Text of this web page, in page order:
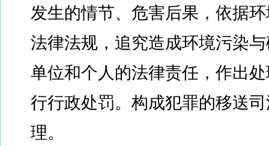
发生的情节、危害后果，依据
法律法规，追究造成环境污染
单位和个人的法律责任，作出
行行政处罚。构成犯罪的移送
理。